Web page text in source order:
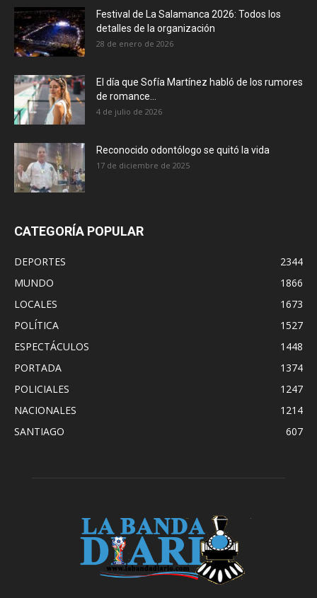
Festival de La Salamanca 2026: Todos los
detalles de la organización
28 de enero de 2026
El día que Sofía Martínez habló de los rumores
de romance...
4 de julio de 2026
Reconocido odontólogo se quitó la vida
17 de diciembre de 2025
CATEGORÍA POPULAR
DEPORTES
2344
MUNDO
1866
LOCALES
1673
POLÍTICA
1527
ESPECTÁCULOS
1448
PORTADA
1374
POLICIALES
1247
NACIONALES
1214
SANTIAGO
607